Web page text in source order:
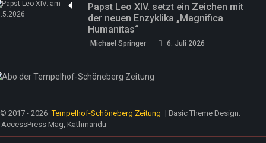
Papst Leo XIV. setzt ein Zeichen mit
der neuen Enzyklika „Magnifica
Humanitas“
Michael Springer 6. Juli 2026
© 2017 - 2026 Tempelhof-Schöneberg Zeitung | Basic Theme Design:
AccessPress Mag, Kathmandu